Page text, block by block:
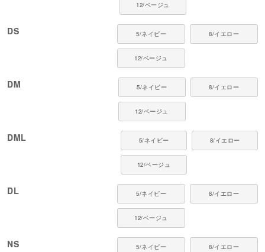
カニンヘン・ミニチュアダックス、ダックスフンド、シーズー、チワワ、パ
ピヨン、ポメラニアン、マルチーズ、トイプードル、ミニチュアシュナウザ
Q. タンクと袖あり、どう使い分ければいいですか？
A. 涼しさを優先したいときはタンク、脇やお腹までしっかり覆いたいときや
肌寒い季節には袖ありがおすすめです。袖ありは前足の付け根まで覆えま
Q. 袖ありは着せにくいですか？
A. いいえ、前足を通すだけなので、全身つなぎより手軽です。タンクと同じ
Q. ダニを見つけたら、どうすればいいですか？
A. 無理に取ろうとせず、動物病院でみてもらいましょう。触れたあとは手を
フルオブビガーは、犬や猫の習性と動きを研究し、毎日に寄り添うウエアを
届けています。愛犬・愛猫の心地よい毎日を、これからも支えていきます。
12/ベージュ
DS 5/ネイビー 8/イエロー
12/ベージュ
DM 5/ネイビー 8/イエロー
12/ベージュ
DML 5/ネイビー 8/イエロー
12/ベージュ
DL 5/ネイビー 8/イエロー
12/ベージュ
NS 5/ネイビー 8/イエロー